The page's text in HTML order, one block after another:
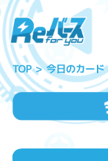
TOP 今日のカード